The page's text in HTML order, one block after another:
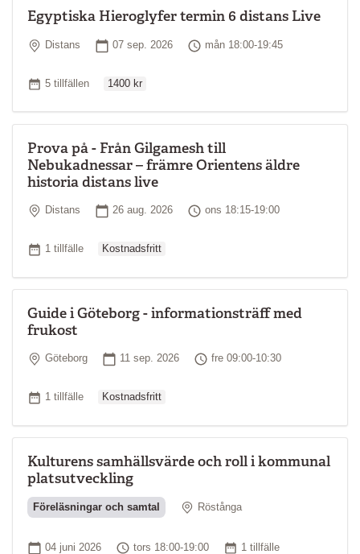
Egyptiska Hieroglyfer termin 6 distans Live
Plats
Distans Startdatum
07 sep. 2026 Tid
mån 18:00-19:45
Antal tillfällen
5 tillfällen 1400 kr
Prova på - Från Gilgamesh till
Nebukadnessar – främre Orientens äldre
historia distans live
Plats
Distans Startdatum
26 aug. 2026 Tid
ons 18:15-19:00
Antal tillfällen
1 tillfälle Kostnadsfritt
Guide i Göteborg - informationsträff med
frukost
Plats
Göteborg Startdatum
11 sep. 2026 Tid
fre 09:00-10:30
Antal tillfällen
1 tillfälle Kostnadsfritt
Kulturens samhällsvärde och roll i kommunal
platsutveckling
Föreläsningar och samtal Plats
Röstånga
Startdatum
04 juni 2026 Tid
tors 18:00-19:00 Antal tillfällen
1 tillfälle